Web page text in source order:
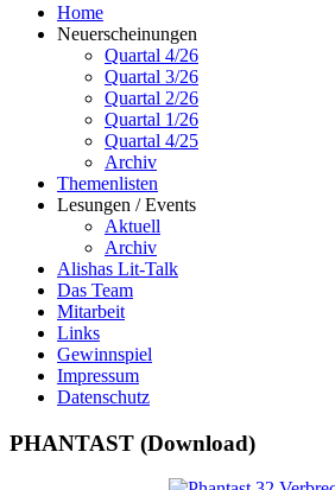
Home
Neuerscheinungen
Quartal 4/26
Quartal 3/26
Quartal 2/26
Quartal 1/26
Quartal 4/25
Archiv
Themenlisten
Lesungen / Events
Aktuell
Archiv
Alishas Lit-Talk
Das Team
Mitarbeit
Links
Gewinnspiel
Impressum
Datenschutz
PHANTAST (Download)